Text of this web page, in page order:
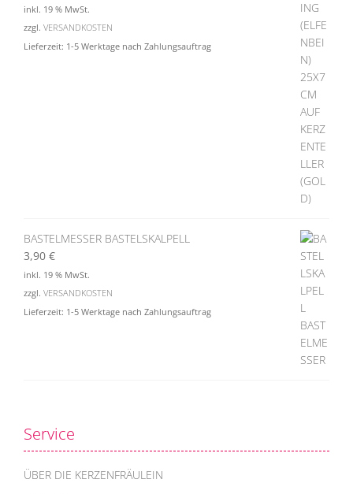
inkl. 19 % MwSt.
zzgl. VERSANDKOSTEN
Lieferzeit: 1-5 Werktage nach Zahlungsauftrag
BASTELMESSER BASTELSKALPELL
3,90 €
inkl. 19 % MwSt.
zzgl. VERSANDKOSTEN
Lieferzeit: 1-5 Werktage nach Zahlungsauftrag
Service
ÜBER DIE KERZENFRÄULEIN